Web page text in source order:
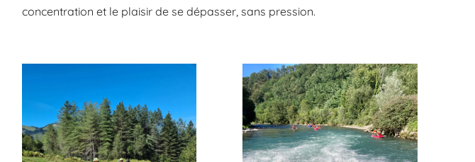
concentration et le plaisir de se dépasser, sans pression.